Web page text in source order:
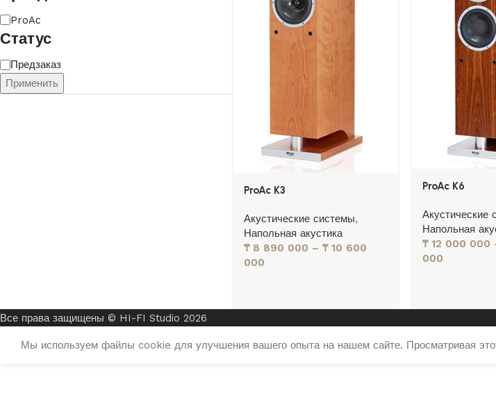
ProAс
Статус
Предзаказ
Применить
ProAc K3
Акустические системы,
Напольная акустика
₸8 890 000 – ₸10 600
000
ProAc K6
Акустические
Напольная
₸12 000 000
000
Все права защищены © HI-FI Studio 2026
Мы используем файлы cookie для улучшения вашего опыта на нашем сайте. Просматривая